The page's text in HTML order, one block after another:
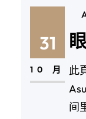
31
10 月
此
间